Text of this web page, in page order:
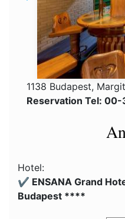
1138 Budapest,
Reservation Tel:
Hotel:
✔️ ENSANA Grand
Budapest ****